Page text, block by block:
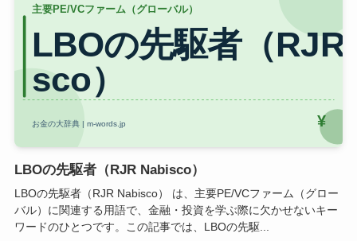
LBOの先駆者（RJR Nabisco）
LBOの先駆者（RJR Nabisco） は、主要PE/VCファーム（グロー
バル）に関連する用語で、金融・投資を学ぶ際に欠かせないキー
ワードのひとつです。この記事では、LBOの先駆...